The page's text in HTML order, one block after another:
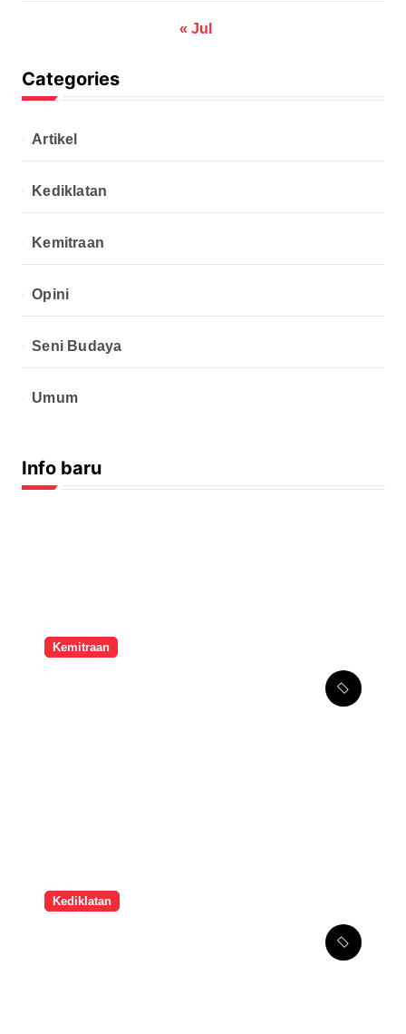
« Jul
Categories
Artikel
Kediklatan
Kemitraan
Opini
Seni Budaya
Umum
Info baru
Kemitraan
Kediklatan